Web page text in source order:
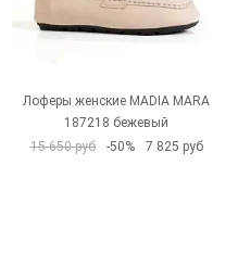
Лоферы женские MADIA MARA
187218 бежевый
15 650 руб
-50% 7 825 руб